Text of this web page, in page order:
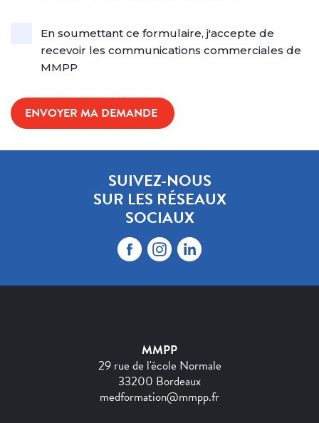
En soumettant ce formulaire, j'accepte de
recevoir les communications commerciales de
MMPP
SUIVEZ-NOUS
SUR LES RÉSEAUX
SOCIAUX
MMPP
29 rue de l'école Normale
33200 Bordeaux
medformation@mmpp.fr